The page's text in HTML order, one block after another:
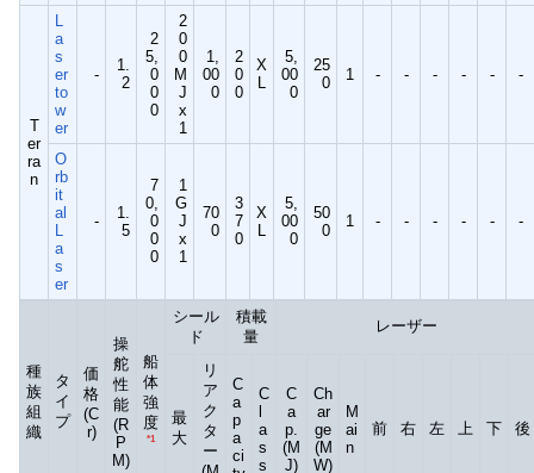
T
er
ra
n
L
a
s
er
to
w
er
-
1.
2
2
5,
0
0
0
2
0
0
M
J
x
1
1,
00
0
2
0
0
X
L
5,
00
0
25
0
1 - - - - - -
O
rb
it
al
L
a
s
er
-
1.
5
7
0,
0
0
0
1
G
J
x
1
70
0
3
7
0
X
L
5,
00
0
50
0
1 - - - - - -
種
族
組
織
タ
イ
プ
価
格
(C
r)
操
舵
性
能
(R
P
M)
船
体
強
度
*1
シール
ド
積載
量
レーザー
最
大
リ
ア
ク
タ
ー
C
a
p
a
ci
C
l
a
s
s
C
a
p.
(M
J)
Ch
ar
ge
(M
W)
M
ai
n
前 右 左 上 下 後